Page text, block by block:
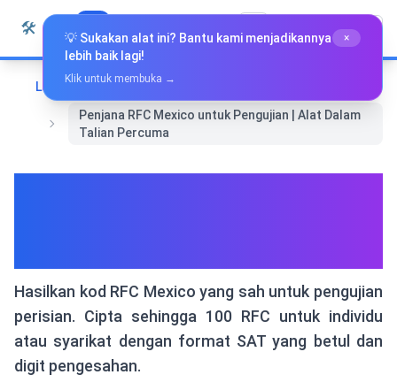
Langkau ke kandungan
🛠️ Whiz Tools Bahasa Melayu
Laman Utama
Undang-undang & Perniagaan
Penjana RFC Mexico untuk Pengujian | Alat Dalam
Talian Percuma
Hasilkan kod RFC Mexico yang sah untuk pengujian
perisian. Cipta sehingga 100 RFC untuk individu
atau syarikat dengan format SAT yang betul dan
digit pengesahan.
💡 Sukakan alat ini? Bantu kami menjadikannya
lebih baik lagi!
×
Klik untuk membuka →